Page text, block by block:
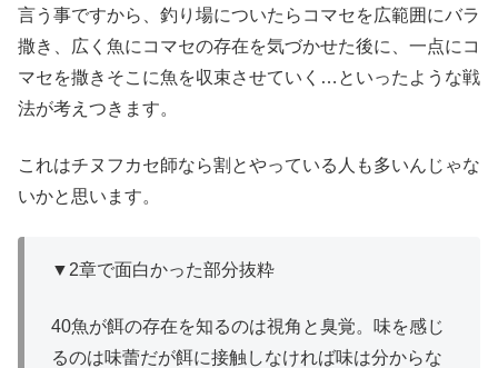
言う事ですから、釣り場についたらコマセを広範囲にバラ
撒き、広く魚にコマセの存在を気づかせた後に、一点にコ
マセを撒きそこに魚を収束させていく…といったような戦
法が考えつきます。
これはチヌフカセ師なら割とやっている人も多いんじゃな
いかと思います。
▼2章で面白かった部分抜粋
40魚が餌の存在を知るのは視角と臭覚。味を感じ
るのは味蕾だが餌に接触しなければ味は分からな